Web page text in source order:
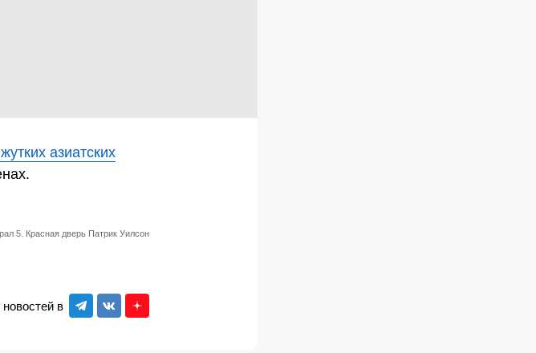
азиатских
5. Красная дверь Патрик Уилсон
в